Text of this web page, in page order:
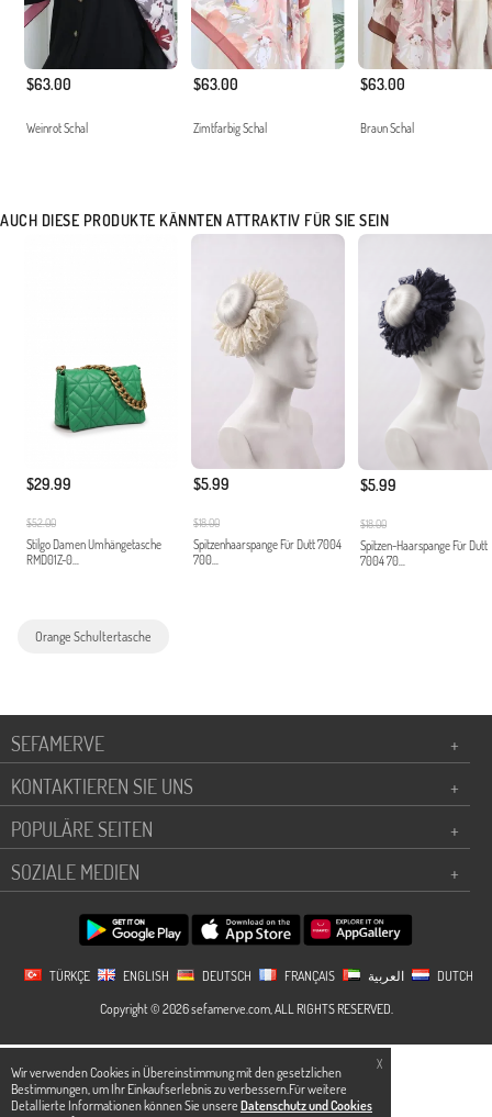
X
Wir verwenden Cookies in Übereinstimmung mit den gesetzlichen
Bestimmungen, um Ihr Einkaufserlebnis zu verbessern.Für weitere
Detallierte Informationen können Sie unsere Datenschutz und Cookies
$63.00
Weinrot Schal
$63.00
Zimtfarbig Schal
$63.00
Braun Schal
AUCH DIESE PRODUKTE KÄNNTEN ATTRAKTIV FÜR SIE SEIN
$29.99
$52.00
Stilgo Damen Umhängetasche
RMD01Z-0...
$5.99
$18.00
Spitzenhaarspange Für Dutt 7004
700...
$5.99
$18.00
Spitzen-Haarspange Für Dutt
7004 70...
Orange Schultertasche
SEFAMERVE
+
KONTAKTIEREN SIE UNS
+
POPULÄRE SEITEN
+
SOZIALE MEDIEN
+
TÜRKÇE ENGLISH DEUTSCH FRANÇAIS
DUTCH
Copyright © 2026 sefamerve.com, ALL RIGHTS RESERVED.